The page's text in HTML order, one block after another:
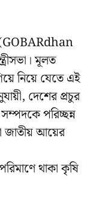
(GOBARdhan
মূলত
নিয়ে যেতে এই
দেশের প্রচুর
পরিচ্ছন্ন
জাতীয় আয়ের
থাকা কৃষি